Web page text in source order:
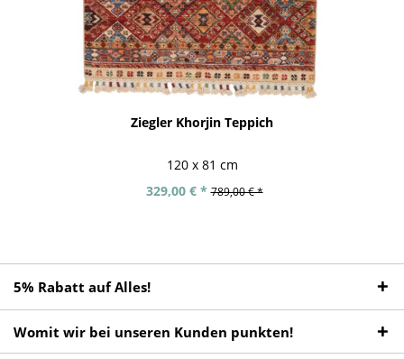
Ziegler Khorjin Teppich
120 x 81 cm
329,00 € * 789,00 € *
5% Rabatt auf Alles!
Womit wir bei unseren Kunden punkten!